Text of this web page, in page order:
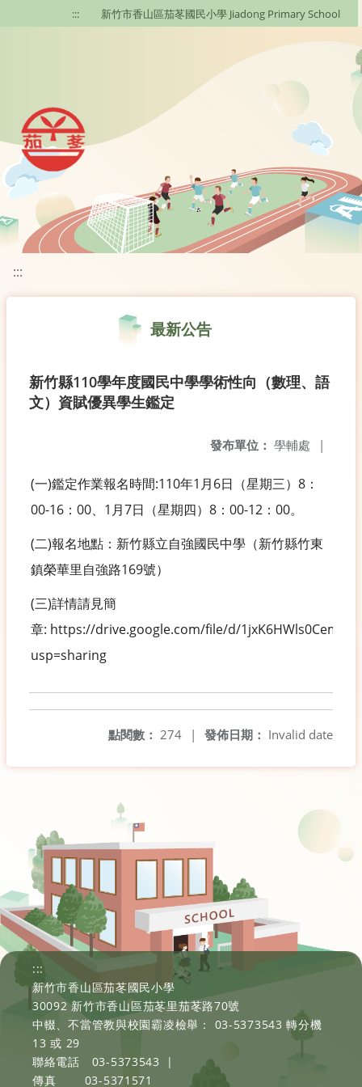
移至網頁之主要內容區位置
::: 新竹市香山區茄苳國民小學 Jiadong Primary School
:::
最新公告
新竹縣110學年度國民中學學術性向（數理、語
文）資賦優異學生鑑定
發布單位： 學輔處 |
(一)鑑定作業報名時間:110年1月6日（星期三）8：
00-16：00、1月7日（星期四）8：00-12：00。
(二)報名地點：新竹縣立自強國民中學（新竹縣竹東
鎮榮華里自強路169號）
(三)詳情請見簡
章: https://drive.google.com/file/d/
usp=sharing
發佈日期： Invalid date
點閱數： 274 |
:::
新竹市香山區茄苳國民小學
30092 新竹市香山區茄苳里茄苳路70號
中輟、不當管教與校園霸凌檢舉： 03-5373543 轉分機
13 或 29
聯絡電話
03-5373543
|
傳真
03-5371571